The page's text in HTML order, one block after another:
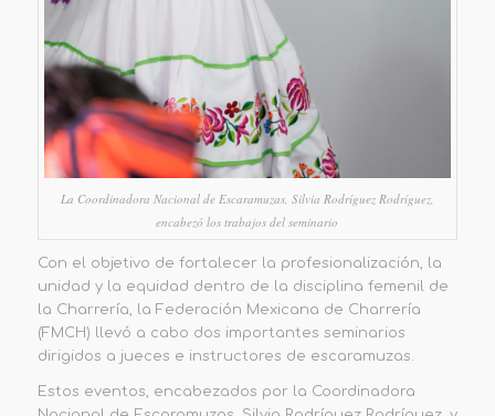
La Coordinadora Nacional de Escaramuzas, Silvia Rodríguez Rodríguez,
encabezó los trabajos del seminario
Con el objetivo de fortalecer la profesionalización, la
unidad y la equidad dentro de la disciplina femenil de
la Charrería, la Federación Mexicana de Charrería
(FMCH) llevó a cabo dos importantes seminarios
dirigidos a jueces e instructores de escaramuzas.
Estos eventos, encabezados por la Coordinadora